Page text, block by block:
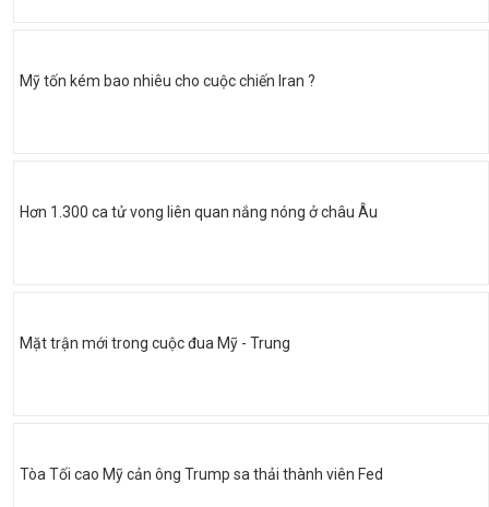
Mỹ tốn kém bao nhiêu cho cuộc chiến Iran ?
Hơn 1.300 ca tử vong liên quan nắng nóng ở châu Âu
Mặt trận mới trong cuộc đua Mỹ - Trung
Tòa Tối cao Mỹ cản ông Trump sa thải thành viên Fed